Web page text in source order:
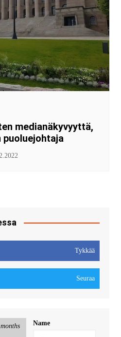
medianäkyvyyttä,
puoluejohtaja
Tykkää
Seuraa
Name